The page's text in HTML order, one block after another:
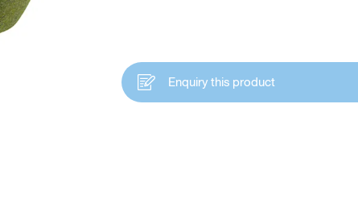
Enquiry this product